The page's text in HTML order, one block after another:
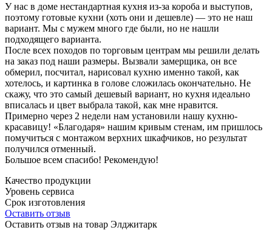
У нас в доме нестандартная кухня из-за короба и выступов,
поэтому готовые кухни (хоть они и дешевле) — это не наш
вариант. Мы с мужем много где были, но не нашли
подходящего варианта.
После всех походов по торговым центрам мы решили делать
на заказ под наши размеры. Вызвали замерщика, он все
обмерил, посчитал, нарисовал кухню именно такой, как
хотелось, и картинка в голове сложилась окончательно. Не
скажу, что это самый дешевый вариант, но кухня идеально
вписалась и цвет выбрала такой, как мне нравится.
Примерно через 2 недели нам установили нашу кухню-
красавицу! «Благодаря» нашим кривым стенам, им пришлось
помучиться с монтажом верхних шкафчиков, но результат
получился отменный.
Большое всем спасибо! Рекомендую!
Качество продукции
Уровень сервиса
Срок изготовления
Оставить отзыв
Оставить отзыв на товар Элджитарк